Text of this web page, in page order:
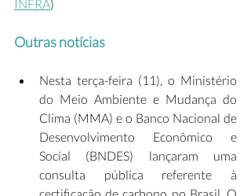
INFRA)
Outras notícias
Nesta terça-feira (11), o Ministério
do Meio Ambiente e Mudança do
Clima (MMA) e o Banco Nacional de
Desenvolvimento Econômico e
Social (BNDES) lançaram uma
consulta pública referente à